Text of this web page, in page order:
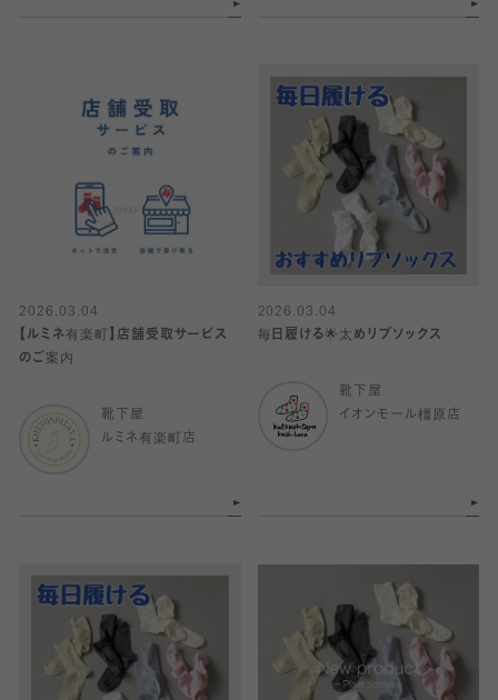
2026.03.04
【ルミネ有楽町】店舗受取サービス
のご案内
靴下屋
ルミネ有楽町店
2026.03.04
毎日履ける🌟太めリブソックス
靴下屋
イオンモール橿原店